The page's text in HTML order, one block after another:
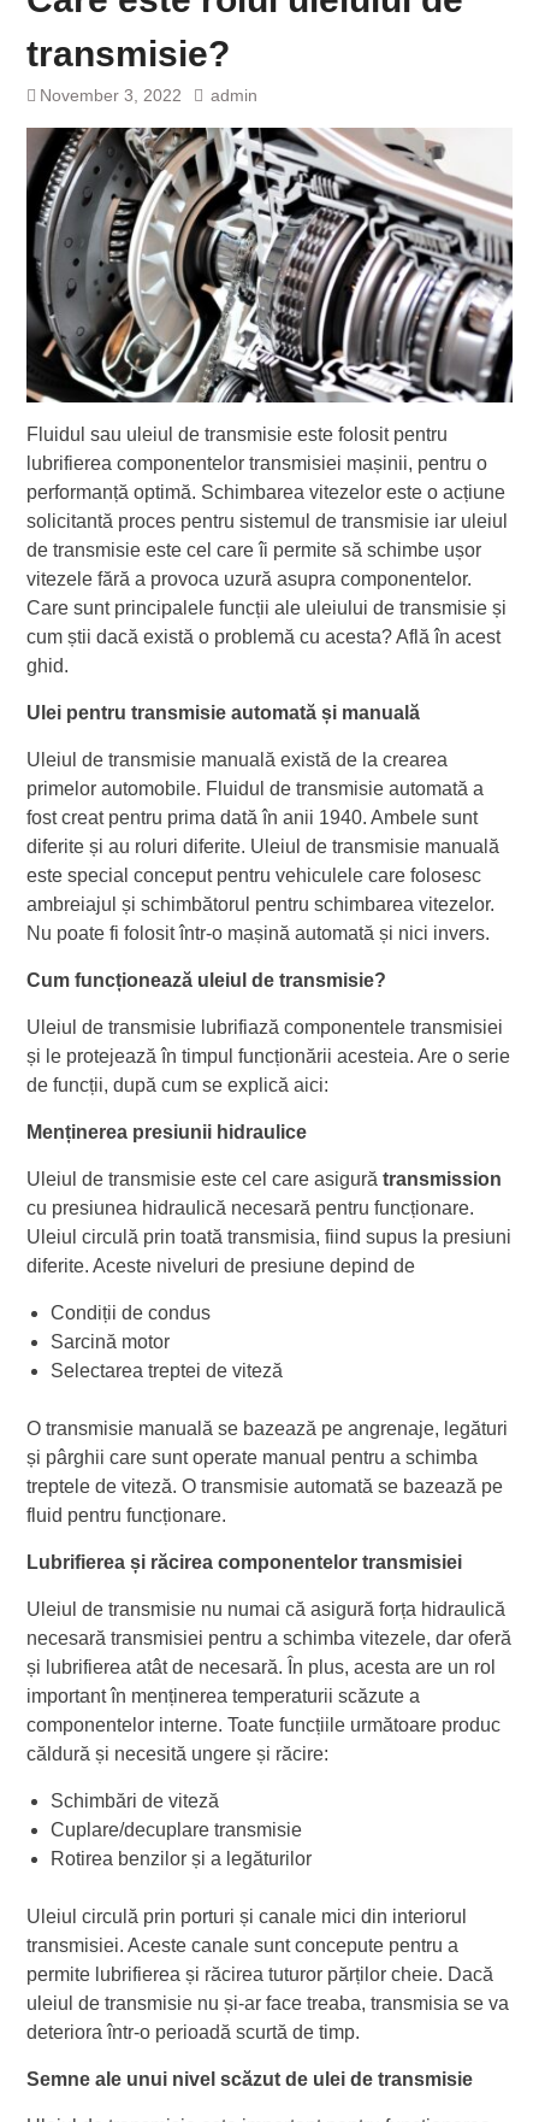
transmisie?
November 3, 2022 admin
Fluidul sau uleiul de transmisie este folosit pentru
lubrifierea componentelor transmisiei mașinii, pentru o
performanță optimă. Schimbarea vitezelor este o acțiune
solicitantă proces pentru sistemul de transmisie iar uleiul
de transmisie este cel care îi permite să schimbe ușor
vitezele fără a provoca uzură asupra componentelor.
Care sunt principalele funcții ale uleiului de transmisie și
cum știi dacă există o problemă cu acesta? Află în acest
ghid.
Ulei pentru transmisie automată și manuală
Uleiul de transmisie manuală există de la crearea
primelor automobile. Fluidul de transmisie automată a
fost creat pentru prima dată în anii 1940. Ambele sunt
diferite și au roluri diferite. Uleiul de transmisie manuală
este special conceput pentru vehiculele care folosesc
ambreiajul și schimbătorul pentru schimbarea vitezelor.
Nu poate fi folosit într-o mașină automată și nici invers.
Cum funcționează uleiul de transmisie?
Uleiul de transmisie lubrifiază componentele transmisiei
și le protejează în timpul funcționării acesteia. Are o serie
de funcții, după cum se explică aici:
Menținerea presiunii hidraulice
Uleiul de transmisie este cel care asigură transmission
cu presiunea hidraulică necesară pentru funcționare.
Uleiul circulă prin toată transmisia, fiind supus la presiuni
diferite. Aceste niveluri de presiune depind de
Condiții de condus
Sarcină motor
Selectarea treptei de viteză
O transmisie manuală se bazează pe angrenaje, legături
și pârghii care sunt operate manual pentru a schimba
treptele de viteză. O transmisie automată se bazează pe
fluid pentru funcționare.
Lubrifierea și răcirea componentelor transmisiei
Uleiul de transmisie nu numai că asigură forța hidraulică
necesară transmisiei pentru a schimba vitezele, dar oferă
și lubrifierea atât de necesară. În plus, acesta are un rol
important în menținerea temperaturii scăzute a
componentelor interne. Toate funcțiile următoare produc
căldură și necesită ungere și răcire:
Schimbări de viteză
Cuplare/decuplare transmisie
Rotirea benzilor și a legăturilor
Uleiul circulă prin porturi și canale mici din interiorul
transmisiei. Aceste canale sunt concepute pentru a
permite lubrifierea și răcirea tuturor părților cheie. Dacă
uleiul de transmisie nu și-ar face treaba, transmisia se va
deteriora într-o perioadă scurtă de timp.
Semne ale unui nivel scăzut de ulei de transmisie